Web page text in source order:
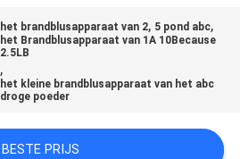
het brandblusapparaat van 2, 5 pond abc,
het Brandblusapparaat van 1A 10Because
2.5LB
,
het kleine brandblusapparaat van het abc
droge poeder
BESTE PRIJS